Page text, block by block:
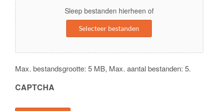
Sleep bestanden hierheen of
Selecteer bestanden
Max. bestandsgrootte: 5 MB, Max. aantal bestanden: 5.
CAPTCHA